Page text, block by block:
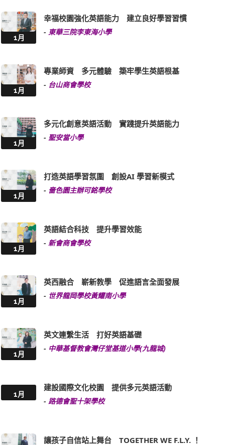
1月
幸福校園強化英語能力 建立良好學習習慣
- 東華三院李東海小學
1月
專業師資 多元體驗 築牢學生英語根基
- 台山商會學校
1月
多元化創意英語活動 實踐提升英語能力
- 聖安當小學
1月
打造英語學習氛圍 創設AI 學習新模式
- 嗇色園主辦可銘學校
1月
英語結合科技 提升學習效能
- 新會商會學校
1月
英西融合 嶄新教學 促進語言全面發展
- 世界龍岡學校黃耀南小學
1月
英文連繫生活 打好英語基礎
- 中華基督教會灣仔堂基道小學(九龍城)
1月
建設國際文化校園 提供多元英語活動
- 路德會聖十架學校
讓孩子自信站上舞台 TOGETHER WE F.L.Y. ！